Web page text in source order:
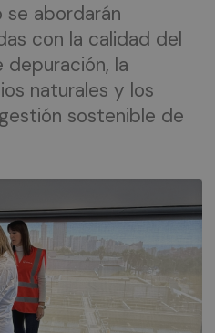
abordarán
con la calidad del
depuración, la
naturales y los
sostenible de